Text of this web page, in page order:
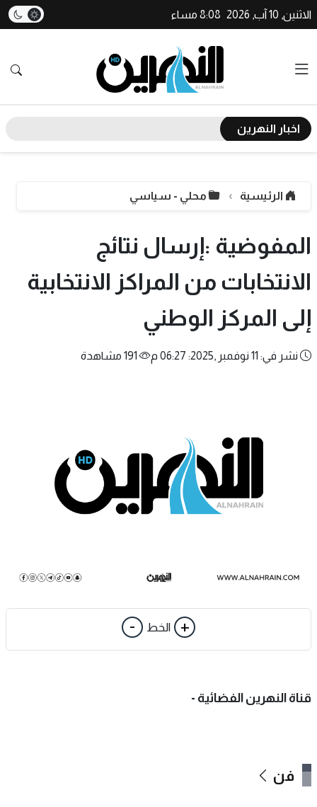
الاثنين, 10 آب, 2026 8:08 مساء
اخبار النهرين
الرئيسية محلي - سياسي
المفوضية :إرسال نتائج
الانتخابات من المراكز الانتخابية
إلى المركز الوطني
نشر في: 11 نوفمبر ,2025: 06:27 م 191 مشاهدة
+ الخط -
قناة النهرين الفضائية -
فن